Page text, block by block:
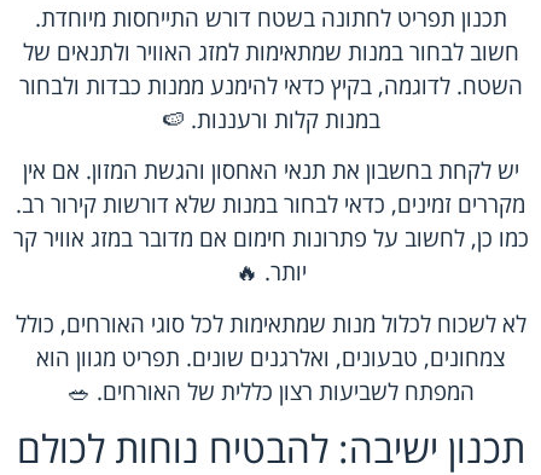
תכנון תפריט לחתונה בשטח דורש התייחסות מיוחדת.
חשוב לבחור במנות שמתאימות למזג האוויר ולתנאים של
השטח. לדוגמה, בקיץ כדאי להימנע ממנות כבדות ולבחור
במנות קלות ורעננות. 🍉
יש לקחת בחשבון את תנאי האחסון והגשת המזון. אם אין
מקררים זמינים, כדאי לבחור במנות שלא דורשות קירור רב.
כמו כן, לחשוב על פתרונות חימום אם מדובר במזג אוויר קר
יותר. 🔥
לא לשכוח לכלול מנות שמתאימות לכל סוגי האורחים, כולל
צמחונים, טבעונים, ואלרגנים שונים. תפריט מגוון הוא
המפתח לשביעות רצון כללית של האורחים. 🥗
תכנון ישיבה: להבטיח נוחות לכולם